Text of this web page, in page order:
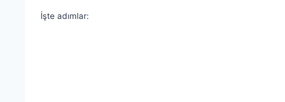
İşte adımlar: